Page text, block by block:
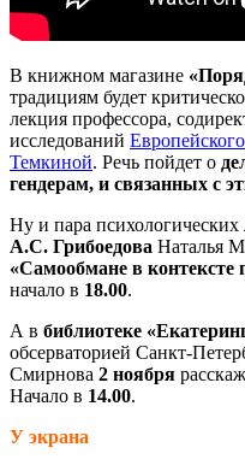
В книжном магазине
традициям будет
лекция профессора,
исследований
Темкиной. Речь пойдет о
гендерам, и связанных с
Ну и пара психологических
А.С. Грибоедова Наталья
«Самообмане в контексте
начало в 18.00.
А в библиотеке
обсерваторией Санкт-
Смирнова 2 ноября
Начало в 14.00.
У экрана